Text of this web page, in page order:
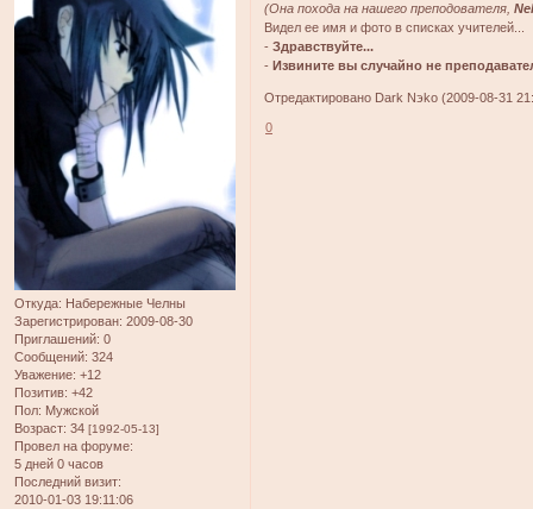
Откуда: Набережные Челны
Зарегистрирован: 2009-08-30
Приглашений: 0
Сообщений: 324
Уважение: +12
Позитив: +42
Пол: Мужской
Возраст: 34 [1992-05-13]
Провел на форуме:
5 дней 0 часов
Последний визит:
2010-01-03 19:11:06
(Она похода на нашего преподователя,
Видел ее имя и фото в списках учителей...
-Здравствуйте...
- Извините вы случайно не
Отредактировано Dark Nэko (2009-08-31
0